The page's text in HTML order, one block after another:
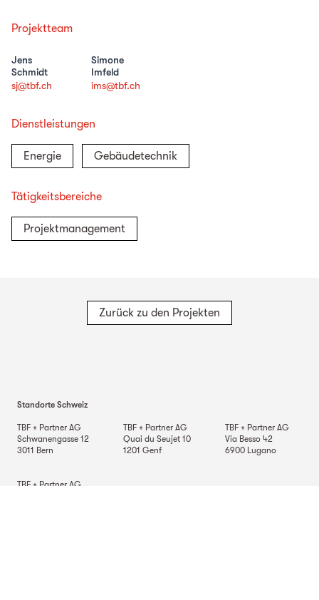
Projektteam
Jens
Schmidt
sj@tbf.ch
Simone
Imfeld
ims@tbf.ch
Dienstleistungen
Energie Gebäudetechnik
Tätigkeitsbereiche
Projektmanagement
Zurück zu den Projekten
Standorte Schweiz
TBF + Partner AG
Schwanengasse 12
3011 Bern
TBF + Partner AG
Quai du Seujet 10
1201 Genf
TBF + Partner AG
Via Besso 42
6900 Lugano
TBF + Partner AG